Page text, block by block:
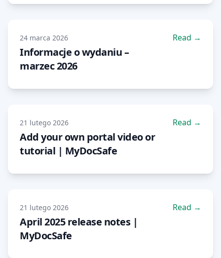
24 marca 2026
Informacje o wydaniu –
marzec 2026
Read →
21 lutego 2026
Add your own portal video or
tutorial | MyDocSafe
Read →
21 lutego 2026
April 2025 release notes |
MyDocSafe
Read →